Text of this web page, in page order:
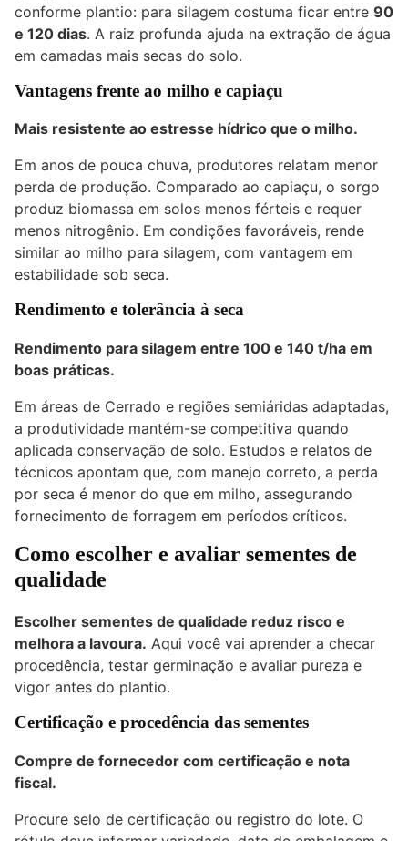
conforme plantio: para silagem costuma ficar entre 90
e 120 dias. A raiz profunda ajuda na extração de água
em camadas mais secas do solo.
Vantagens frente ao milho e capiaçu
Mais resistente ao estresse hídrico que o milho.
Em anos de pouca chuva, produtores relatam menor
perda de produção. Comparado ao capiaçu, o sorgo
produz biomassa em solos menos férteis e requer
menos nitrogênio. Em condições favoráveis, rende
similar ao milho para silagem, com vantagem em
estabilidade sob seca.
Rendimento e tolerância à seca
Rendimento para silagem entre 100 e 140 t/ha em
boas práticas.
Em áreas de Cerrado e regiões semiáridas adaptadas,
a produtividade mantém-se competitiva quando
aplicada conservação de solo. Estudos e relatos de
técnicos apontam que, com manejo correto, a perda
por seca é menor do que em milho, assegurando
fornecimento de forragem em períodos críticos.
Como escolher e avaliar sementes de
qualidade
Escolher sementes de qualidade reduz risco e
melhora a lavoura. Aqui você vai aprender a checar
procedência, testar germinação e avaliar pureza e
vigor antes do plantio.
Certificação e procedência das sementes
Compre de fornecedor com certificação e nota
fiscal.
Procure selo de certificação ou registro do lote. O